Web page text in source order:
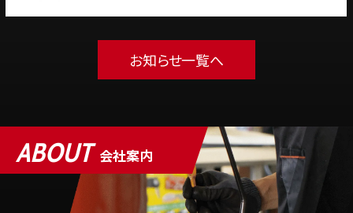
お知らせ一覧へ
ABOUT 会社案内